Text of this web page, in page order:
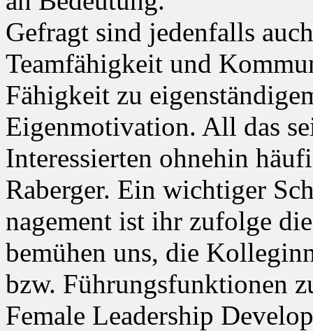
Gefragt sind jedenfalls
Teamfähigkeit und
Fähigkeit zu
Eigenmotivation. All das
Interessierten ohnehin
Raberger. Ein wichtiger
nagement ist ihr zufolge
bemühen uns, die
bzw. Führungsfunktionen
Female Leadership